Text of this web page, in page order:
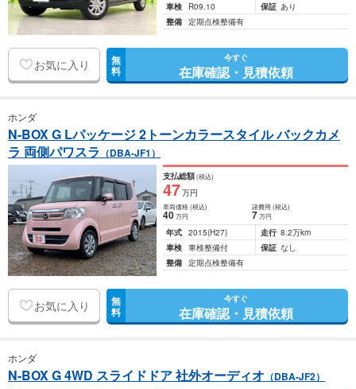
車検
R09.10 保証 あり
整備 定期点検整備有
お気に入り 無
料
今すぐ
在庫確認・見積依頼
ホンダ
N-BOX G Lパッケージ 2トーンカラースタイル バックカメ
ラ 両側パワスラ （DBA-JF1）
支払総額(税込)
47万円
車両価格(税込)
40万円
諸費用 (税込)
7 万円
年式 2015(H27) 走行 8.2万km
車検 車検整備付 保証 なし
整備 定期点検整備有
お気に入り 無
料
今すぐ
在庫確認・見積依頼
ホンダ
N-BOX G 4WD スライドドア 社外オーディオ （DBA-JF2）